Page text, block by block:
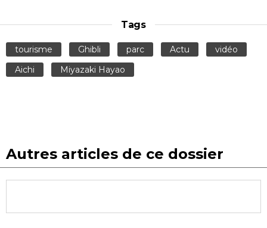
Tags
tourisme Ghibli parc Actu
vidéo
Aichi
Miyazaki Hayao
Autres articles de ce dossier